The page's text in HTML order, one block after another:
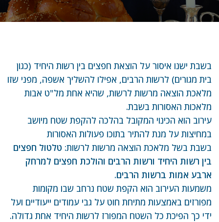
בשבת ישנו איסור על הוצאת חפצים בין רשות היחיד (כגון
בית מגורים) לרשות הרבים, אפילו להשליך אשפה, מפני שזו
מלאכת הוצאה מרשות לרשות, שהיא אחת מל"ט אבות
מלאכות האסורות בשבת.
עירוב הוא הכינוי המקובל בהלכה להקפת שטח מיושב
במחיצות על מנת להתיר בתוכו פעולות האסורות
בשבת בשל מלאכת הוצאה מרשות לרשות: טלטול חפצים
בין רשות היחיד ורשות הרבים והולכת חפצים למרחק
ארבע אמות ברשות הרבים.
משמעות העירוב הוא הקפת שטח נרחב שבו מקומות
מפורזים באמצעות מתיחת חוט על גבי עמודים ייעודיים ועל
ידי כך הפיכת כל השטח המפורז לרשות היחיד אחת גדולה.